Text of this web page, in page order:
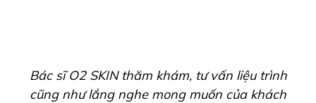
Bác sĩ O2 SKIN thăm khám, tư vấn liệu trình
cũng như lắng nghe mong muốn của khách